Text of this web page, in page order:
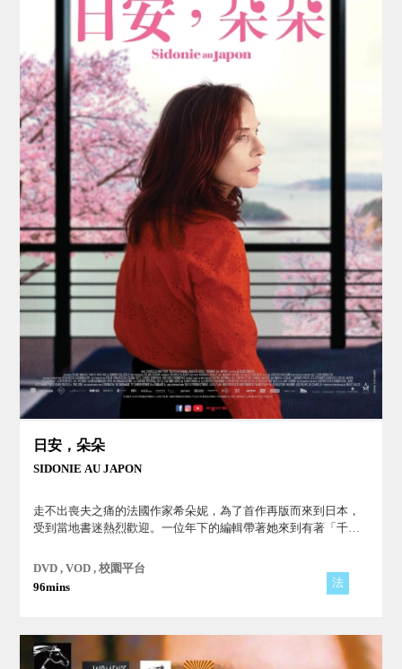
日安，朵朵
SIDONIE AU JAPON
走不出喪夫之痛的法國作家希朵妮，為了首作再版而來到日本，
受到當地書迷熱烈歡迎。一位年下的編輯帶著她來到有著「千寺
DVD , VOD , 校園平台
96mins
法